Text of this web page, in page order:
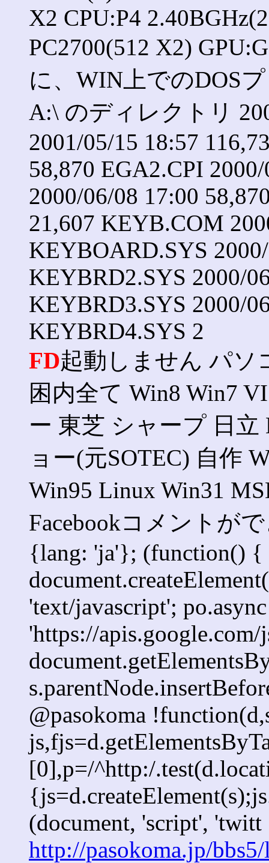
X2 CPU:P4
PC2700(512 X2)
に、WIN上でのDOS
A:\ のディレクトリ
2001/05/15 18:57
58,870 EGA2.CPI
2000/06/08 17:00
21,607 KEYB.COM
KEYBOARD.SYS
KEYBRD2.SYS 2000/
KEYBRD3.SYS 2000/
KEYBRD4.SYS 2
FD起動しません パソ
困内全て Win8 Win7
ー 東芝 シャープ 日
ョー(元SOTEC) 自作
Win95 Linux Win31
Facebookコメントが
{lang: 'ja'}; (function() {
'text/javascript';
'https://
@pasokoma
[0],p=/^http:/
(document, 'script', 'twitt
http://pasokoma.jp/